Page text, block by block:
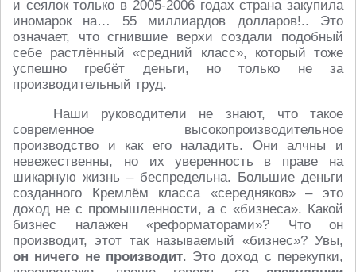
и сеялок только в 2005-2006 годах страна закупила
иномарок на… 55 миллиардов долларов!.. Это
означает, что сгнившие верхи создали подобный
себе растлённый «средний класс», который тоже
успешно гребёт деньги, но только не за
производительный труд.
Наши руководители не знают, что такое
современное высокопроизводительное
производство и как его наладить. Они алчны и
невежественны, но их уверенность в праве на
шикарную жизнь – беспредельна. Большие деньги
созданного Кремлём класса «середняков» – это
доход не с промышленности, а с «бизнеса». Какой
бизнес налажен «реформаторами»? Что он
производит, этот так называемый «бизнес»? Увы,
он ничего не производит. Это доход с перекупки,